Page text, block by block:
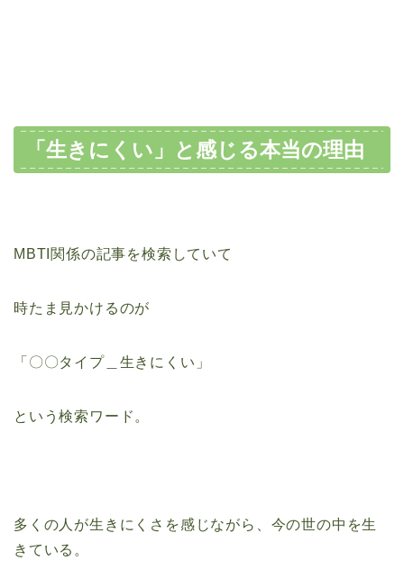
「生きにくい」と感じる本当の理由
MBTI関係の記事を検索していて
時たま見かけるのが
「〇〇タイプ＿生きにくい」
という検索ワード。
多くの人が生きにくさを感じながら、今の世の中を生
きている。